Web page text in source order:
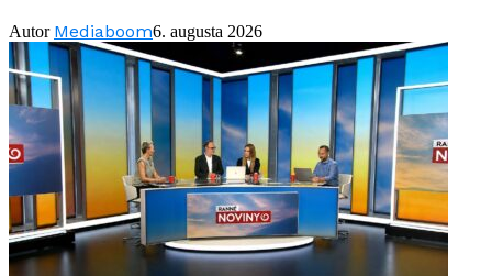
Autor Mediaboom6. augusta 2026